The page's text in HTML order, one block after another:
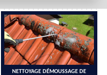
NETTOYAGE DÉMOUSSAGE DE